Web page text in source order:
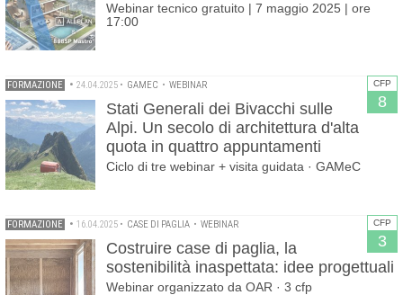
Webinar tecnico gratuito | 7 maggio 2025 | ore
17:00
CFP
8
FORMAZIONE • 24.04.2025 • GAMEC • WEBINAR
Stati Generali dei Bivacchi sulle
Alpi. Un secolo di architettura d'alta
quota in quattro appuntamenti
Ciclo di tre webinar + visita guidata · GAMeC
CFP
3
FORMAZIONE • 16.04.2025 • CASE DI PAGLIA • WEBINAR
Costruire case di paglia, la
sostenibilità inaspettata: idee progettuali
Webinar organizzato da OAR · 3 cfp